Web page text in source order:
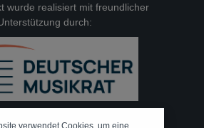
wurde realisiert mit freundlicher
durch:
verwendet Cookies, um eine